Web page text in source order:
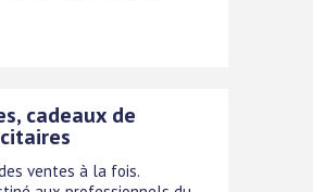
cadeaux de
ventes à la fois.